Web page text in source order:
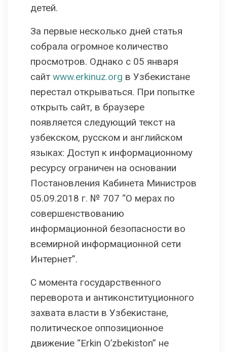
детей.
За первые несколько дней статья
собрала огромное количество
просмотров. Однако с 05 января
сайт www.erkinuz.org в Узбекистане
перестал открываться. При попытке
открыть сайт, в браузере
появляется следующий текст на
узбекском, русском и английском
языках: Доступ к информационному
ресурсу ограничен на основании
Постановления Кабинета Министров
05.09.2018 г. № 707 “О мерах по
совершенствованию
информационной безопасности во
всемирной информационной сети
Интернет”.
С момента государственного
переворота и антиконституционного
захвата власти в Узбекистане,
политическое оппозиционное
движение “Erkin O’zbekiston” не